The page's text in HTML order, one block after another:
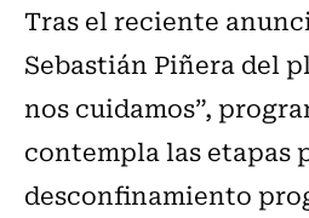
Tras el reciente
Sebastián Piñera del
nos cuidamos”,
contempla las etapas
desconfinamiento